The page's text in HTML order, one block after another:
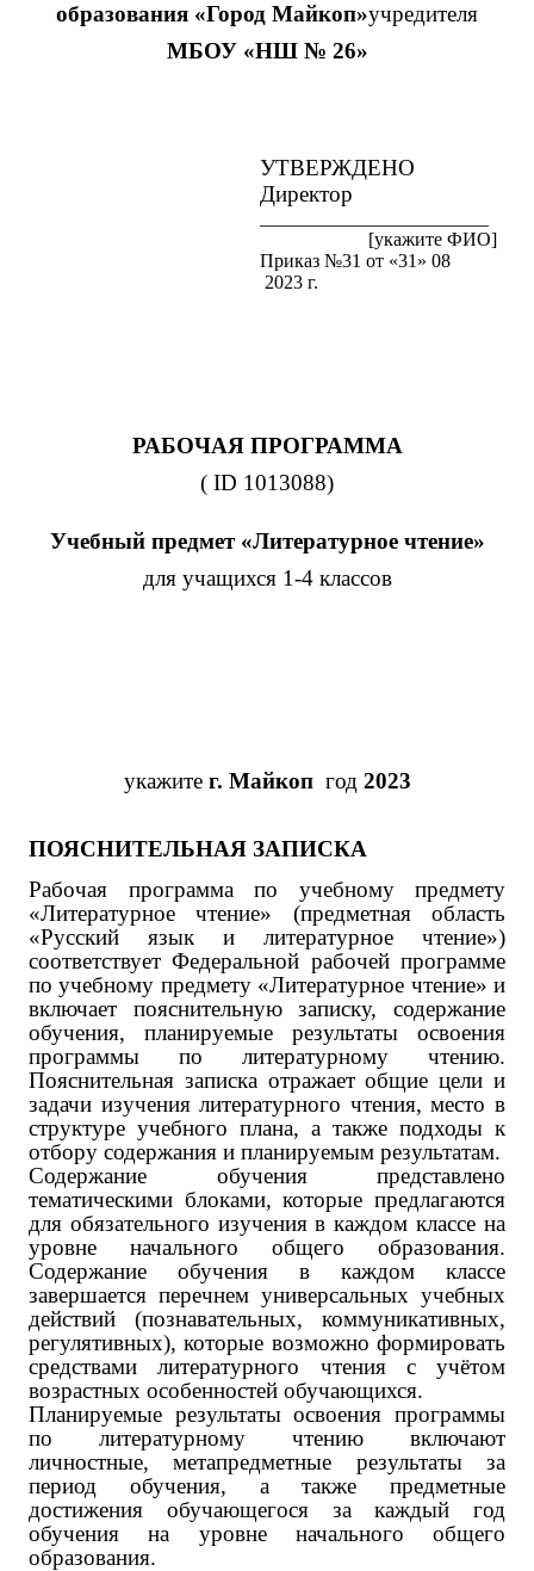
образования «Город Майкоп»учредителя
МБОУ «НШ № 26»
УТВЕРЖДЕНО
Директор
[укажите ФИО]
Приказ №31 от «31» 08
2023 г.
РАБОЧАЯ ПРОГРАММА
( ID 1013088)
Учебный предмет «Литературное чтение»
для учащихся 1-4 классов
​укажитег. Майкоп ‌ год 2023
ПОЯСНИТЕЛЬНАЯ ЗАПИСКА
Рабочая программа по учебному предмету
«Литературное чтение» (предметная область
«Русский язык и литературное чтение»)
соответствует Федеральной рабочей программе
по учебному предмету «Литературное чтение» и
включает пояснительную записку, содержание
обучения, планируемые результаты освоения
программы по литературному чтению.
Пояснительная записка отражает общие цели и
задачи изучения литературного чтения, место в
структуре учебного плана, а также подходы к
отбору содержания и планируемым результатам.
Содержание обучения представлено
тематическими блоками, которые предлагаются
для обязательного изучения в каждом классе на
уровне начального общего образования.
Содержание обучения в каждом классе
завершается перечнем универсальных учебных
действий (познавательных, коммуникативных,
регулятивных), которые возможно формировать
средствами литературного чтения с учётом
возрастных особенностей обучающихся.
Планируемые результаты освоения программы
по литературному чтению включают
личностные, метапредметные результаты за
период обучения, а также предметные
достижения обучающегося за каждый год
обучения на уровне начального общего
образования.